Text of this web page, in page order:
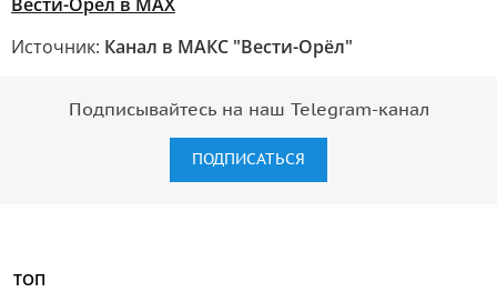
Источник: Канал в МАКС "Вести-Орёл"
Подписывайтесь на наш Telegram-канал
ПОДПИСАТЬСЯ
ТОП